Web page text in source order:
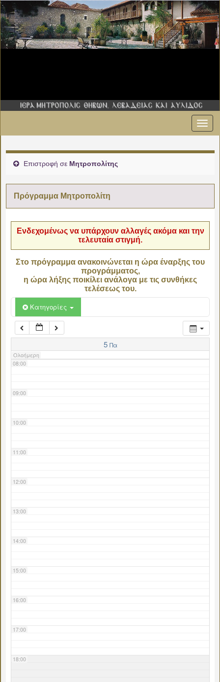
Επιστροφή σε Μητροπολίτης
Πρόγραμμα Μητροπολίτη
Ενδεχομένως να υπάρχουν αλλαγές ακόμα και την
τελευταία στιγμή.
Στο πρόγραμμα ανακοινώνεται η ώρα έναρξης του
προγράμματος,
η ώρα λήξης ποικίλει ανάλογα με τις συνθήκες
τελέσεως του.
Κατηγορίες
5 Πα
Ολοήμερη
02:00
06:00
07:00
08:00
09:00
10:00
11:00
12:00
13:00
14:00
15:00
16:00
17:00
18:00